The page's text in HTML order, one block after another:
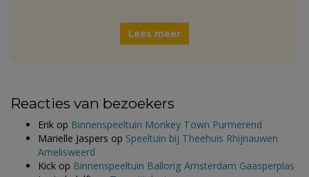
Lees meer
Reacties van bezoekers
Erik op Binnenspeeltuin Monkey Town Purmerend
Marielle Jaspers op Speeltuin bij Theehuis Rhijnauwen
Amelisweerd
Kick op Binnenspeeltuin Ballorig Amsterdam Gaasperplas